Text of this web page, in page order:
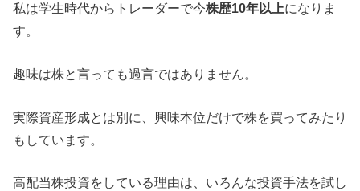
私は学生時代からトレーダーで今株歴10年以上になりま
す。
趣味は株と言っても過言ではありません。
実際資産形成とは別に、興味本位だけで株を買ってみたり
もしています。
高配当株投資をしている理由は、いろんな投資手法を試し